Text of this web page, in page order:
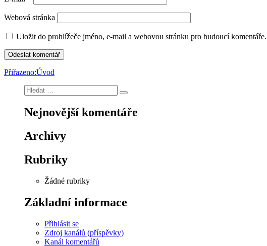
Webová stránka
Uložit do prohlížeče jméno, e-mail a webovou stránku pro budoucí komentáře.
Navigace
Přiřazeno:Úvod
Hledat:
Hledání
Nejnovější komentáře
Archivy
Rubriky
Žádné rubriky
Základní informace
Přihlásit se
Zdroj kanálů (příspěvky)
Kanál komentářů